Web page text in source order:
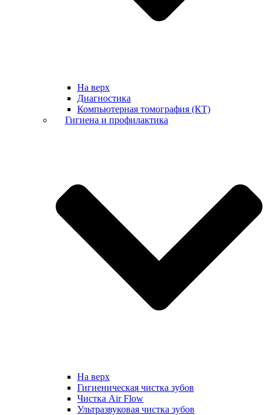
На верх
Диагностика
Компьютерная томография (КТ)
Гигиена и профилактика
На верх
Гигиеническая чистка зубов
Чистка Air Flow
Ультразвуковая чистка зубов